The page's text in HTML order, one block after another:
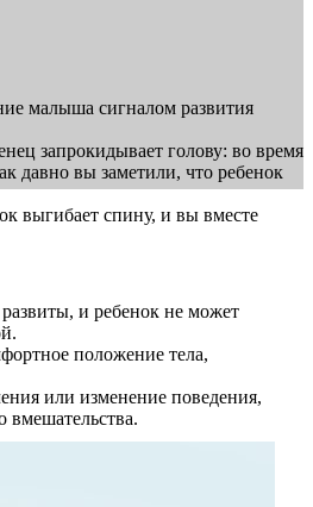
малыша сигналом развития
запрокидывает голову: во время
давно вы заметили, что ребенок
выгибает спину, и вы вместе
и ребенок не может
положение тела,
или изменение поведения,
вмешательства.